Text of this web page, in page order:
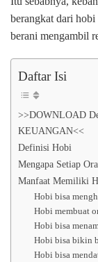
berangkat dari
berani mengambil
Daftar Isi
>>DOWNLOAD
KEUANGAN<<
Definisi Hobi
Mengapa Setiap
Manfaat Memiliki
Hobi bisa
Hobi membuat
Hobi bisa
Hobi bisa bikin
Hobi bisa